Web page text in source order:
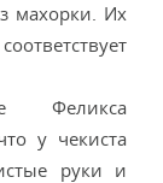
махорки. Их
Феликса
у чекиста
руки и